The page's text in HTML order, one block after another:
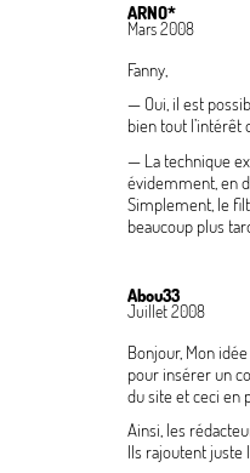
ARNO*
Mars 2008
Fanny,
— Oui, il est
bien tout l’intérêt
— La technique
évidemment, en
Simplement, le
beaucoup plus
Abou33
Juillet 2008
Bonjour, Mon
pour insérer un
du site et ceci en
Ainsi, les
Ils rajoutent juste